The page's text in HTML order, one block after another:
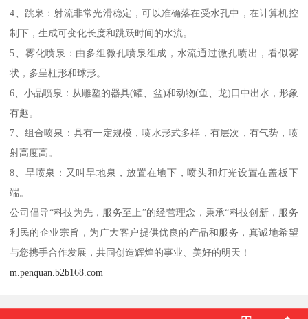
4、跳泉：射流非常光滑稳定，可以准确落在受水孔中，在计算机控
制下，生成可变化长度和跳跃时间的水流。
5、雾化喷泉：由多组微孔喷泉组成，水流通过微孔喷出，看似雾
状，多呈柱形和球形。
6、小品喷泉：从雕塑的器具(罐、盆)和动物(鱼、龙)口中出水，形象
有趣。
7、组合喷泉：具有一定规模，喷水形式多样，有层次，有气势，喷
射高度高。
8、旱喷泉：又叫旱地泉，放置在地下，喷头和灯光设置在盖板下
端。
公司倡导“科技为先，服务至上”的经营理念，秉承“科技创新，服务
利民的企业宗旨，为广大客户提供优良的产品和服务，真诚地希望
与您携手合作发展，共同创造辉煌的事业、美好的明天！
m.penquan.b2b168.com